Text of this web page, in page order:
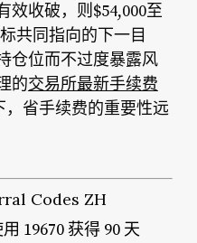
效收破，则$54,000至
共同指向的下一目
仓位而不过度暴露风
的交易所最新手续费
省手续费的重要性远
Codes ZH
19670 获得 90 天